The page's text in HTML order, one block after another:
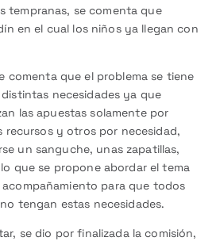
tempranas, se comenta que
en el cual los niños ya llegan con
comenta que el problema se tiene
necesidades ya que
las apuestas solamente por
recursos y otros por necesidad,
un sanguche, unas zapatillas,
que se propone abordar el tema
para que todos
tengan estas necesidades.
se dio por finalizada la comisión,